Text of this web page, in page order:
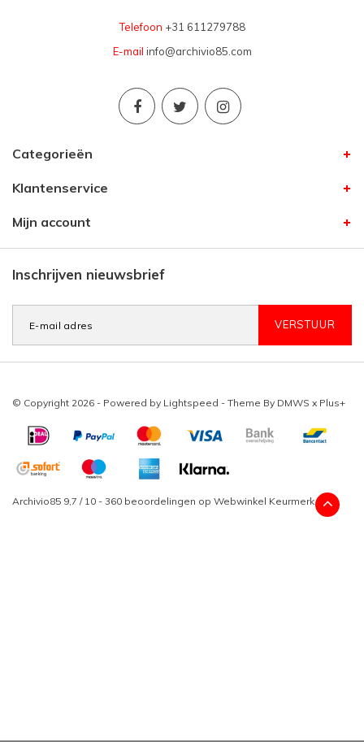
Telefoon +31 611279788
E-mail info@archivio85.com
Categorieën
Klantenservice
Mijn account
Inschrijven nieuwsbrief
VERSTUUR
© Copyright 2026 - Powered by Lightspeed - Theme By DMWS x Plus+
Archivio85 9,7 / 10 - 360 beoordelingen op Webwinkel Keurmerk